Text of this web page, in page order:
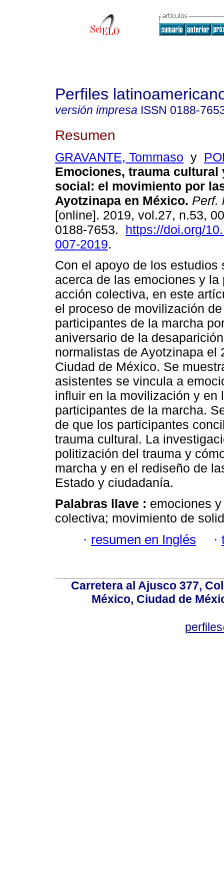
Perfiles
versión impresa ISSN 0188-
Resumen
GRAVANTE, Tommaso y
Emociones, trauma cultural
social: el movimiento por
Ayotzinapa en México. Perf.
[online]. 2019, vol.27, n.53,
0188-7653. https://doi.org/
007-2019.
Con el apoyo de los estudios
acerca de las emociones y la
acción colectiva, en este
el proceso de movilización
participantes de la marcha
aniversario de la
normalistas de Ayotzinapa el
Ciudad de México. Se
asistentes se vincula a
influir en la movilización y en
participantes de la marcha.
de que los participantes
trauma cultural. La
politización del trauma y
marcha y en el rediseño de
Estado y ciudadanía.
Palabras llave : emociones
colectiva; movimiento de
· resumen en Inglés ·
Carretera al Ajusco 377,
México, Ciudad de